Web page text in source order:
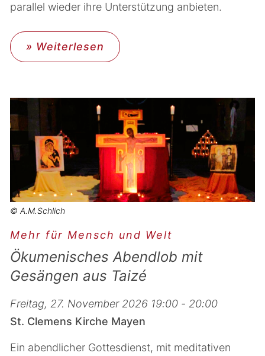
parallel wieder ihre Unterstützung anbieten.
» Weiterlesen
© A.M.Schlich
Mehr für Mensch und Welt
Ökumenisches Abendlob mit
Gesängen aus Taizé
Freitag, 27. November 2026 19:00 - 20:00
St. Clemens Kirche Mayen
Ein abendlicher Gottesdienst, mit meditativen